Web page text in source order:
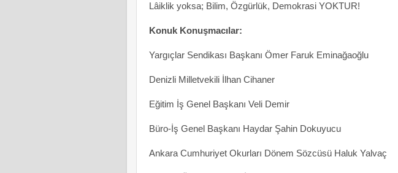
Lâiklik yoksa; Bilim, Özgürlük, Demokrasi YOKTUR!
Konuk Konuşmacılar:
Yargıçlar Sendikası Başkanı Ömer Faruk Eminağaoğlu
Denizli Milletvekili İlhan Cihaner
Eğitim İş Genel Başkanı Veli Demir
Büro-İş Genel Başkanı Haydar Şahin Dokuyucu
Ankara Cumhuriyet Okurları Dönem Sözcüsü Haluk Yalvaç